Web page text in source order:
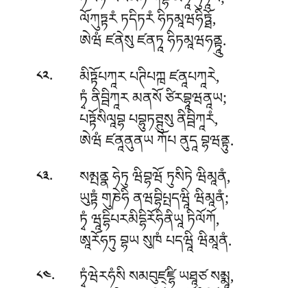
ལོཀུཏྟརཾ ཏདིཏརཾ ཧིཏམཱཝཧིཏྠོ,
ཨེཝཾ ཛནེསུ ཛནཏཱ ཧིཏམཱཝཧནྟཱུ.
༨༢. མིཏྟོཔཀཱར པཊིཔཀྑ ཛནཱཔཀཱརེ,
ཏྭཾ ནིབྦིཀཱར མནསོ ཙིརབྷཱཝནཱཡ;
པཏྟོསིལཱབྷ པབྷུཏཊྚུསུ ནིབྦིཀཱརཾ,
ཨེཝཾ ཛནཱནུནཡ ཀོཔ ནུདཱ བྷཝནྟུ.
༨༣. སམྤནྣ ཧེཏུ ཝིབྷཝོ ཏུསིཏེ ཝིམཱནཾ,
ཡུཏྟཾ གུཎེཧི ནཝབྷིཔྤདཝཱི ཝིམཱནཾ;
ཏྭཾ ཝཱདྷིཔརམིདྷིརོཧིནིཡཱ ཏིལོཀོ,
ཨཱརོཧཏུ བྷཡ སུཁཾ པདཝཱི ཝིམཱནཾ.
༨༤.